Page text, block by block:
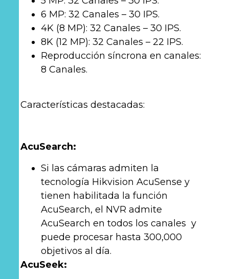
6 MP: 32 Canales – 30 IPS.
4K (8 MP): 32 Canales – 30 IPS.
8K (12 MP): 32 Canales – 22 IPS.
Reproducción síncrona en canales:
8 Canales.
Características destacadas:
AcuSearch:
Si las cámaras admiten la
tecnología Hikvision AcuSense y
tienen habilitada la función
AcuSearch, el NVR admite
AcuSearch en todos los canales y
puede procesar hasta 300,000
objetivos al día.
AcuSeek: